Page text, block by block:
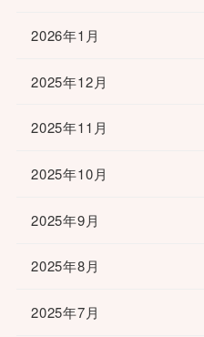
2026年1月
2025年12月
2025年11月
2025年10月
2025年9月
2025年8月
2025年7月